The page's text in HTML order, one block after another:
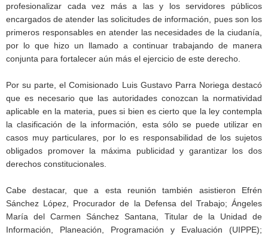
profesionalizar cada vez más a las y los servidores públicos
encargados de atender las solicitudes de información, pues son los
primeros responsables en atender las necesidades de la ciudanía,
por lo que hizo un llamado a continuar trabajando de manera
conjunta para fortalecer aún más el ejercicio de este derecho.
Por su parte, el Comisionado Luis Gustavo Parra Noriega destacó
que es necesario que las autoridades conozcan la normatividad
aplicable en la materia, pues si bien es cierto que la ley contempla
la clasificación de la información, esta sólo se puede utilizar en
casos muy particulares, por lo es responsabilidad de los sujetos
obligados promover la máxima publicidad y garantizar los dos
derechos constitucionales.
Cabe destacar, que a esta reunión también asistieron Efrén
Sánchez López, Procurador de la Defensa del Trabajo; Ángeles
María del Carmen Sánchez Santana, Titular de la Unidad de
Información, Planeación, Programación y Evaluación (UIPPE);